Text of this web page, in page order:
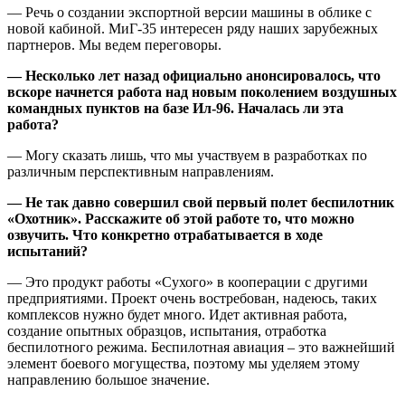
— Речь о создании экспортной версии машины в облике с
новой кабиной. МиГ-35 интересен ряду наших зарубежных
партнеров. Мы ведем переговоры.
— Несколько лет назад официально анонсировалось, что
вскоре начнется работа над новым поколением воздушных
командных пунктов на базе Ил-96. Началась ли эта
работа?
— Могу сказать лишь, что мы участвуем в разработках по
различным перспективным направлениям.
— Не так давно совершил свой первый полет беспилотник
«Охотник». Расскажите об этой работе то, что можно
озвучить. Что конкретно отрабатывается в ходе
испытаний?
— Это продукт работы «Сухого» в кооперации с другими
предприятиями. Проект очень востребован, надеюсь, таких
комплексов нужно будет много. Идет активная работа,
создание опытных образцов, испытания, отработка
беспилотного режима. Беспилотная авиация – это важнейший
элемент боевого могущества, поэтому мы уделяем этому
направлению большое значение.